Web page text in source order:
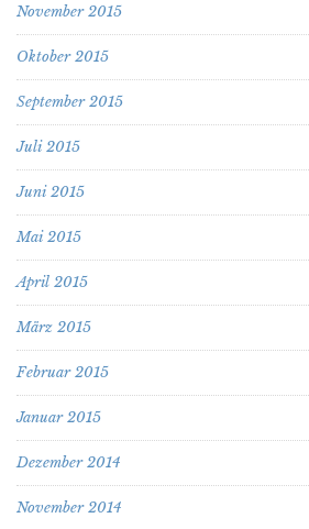
November 2015
Oktober 2015
September 2015
Juli 2015
Juni 2015
Mai 2015
April 2015
März 2015
Februar 2015
Januar 2015
Dezember 2014
November 2014